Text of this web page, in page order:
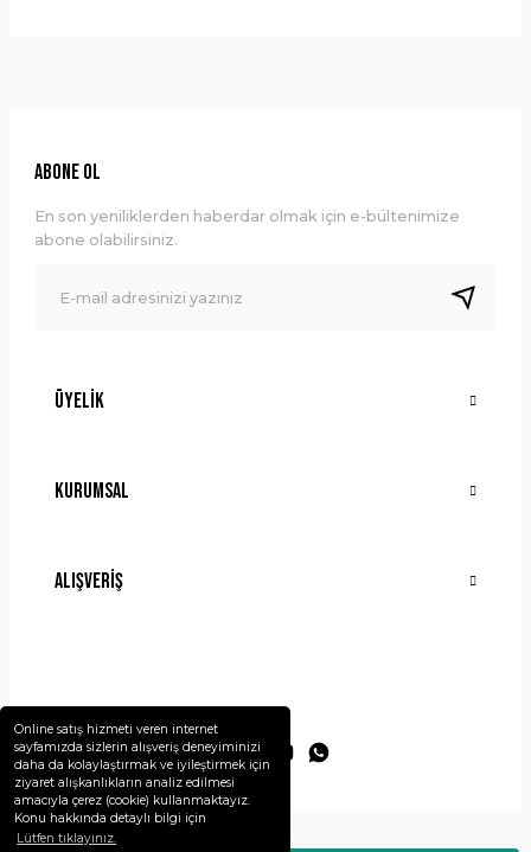
Online satış hizmeti veren internet
sayfamızda sizlerin alışveriş deneyiminizi
daha da kolaylaştırmak ve iyileştirmek için
ziyaret alışkanlıkların analiz edilmesi
amacıyla çerez (cookie) kullanmaktayız.
Konu hakkında detaylı bilgi için
Lütfen tıklayınız.
Ürün resmi kalitesiz, bozuk veya görüntülenemiyor.
Ürün bilgilerinde hatalar bulunuyor.
Bu ürüne benzer farklı alternatifler olmalı.
Üyelik
Kurumsal
Alışveriş
ABONE OL
En son yeniliklerden haberdar olmak için e-bültenimize
abone olabilirsiniz.